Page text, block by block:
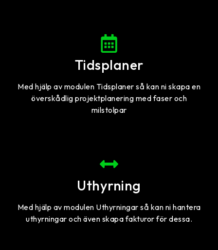
Tidsplaner
Med hjälp av modulen Tidsplaner så kan ni skapa en
överskådlig projektplanering med faser och
milstolpar
Uthyrning
Med hjälp av modulen Uthyrningar så kan ni hantera
uthyrningar och även skapa fakturor för dessa.